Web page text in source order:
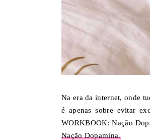
Na era da internet, onde
é apenas sobre evitar
WORKBOOK: Nação
Nação Dopamina.